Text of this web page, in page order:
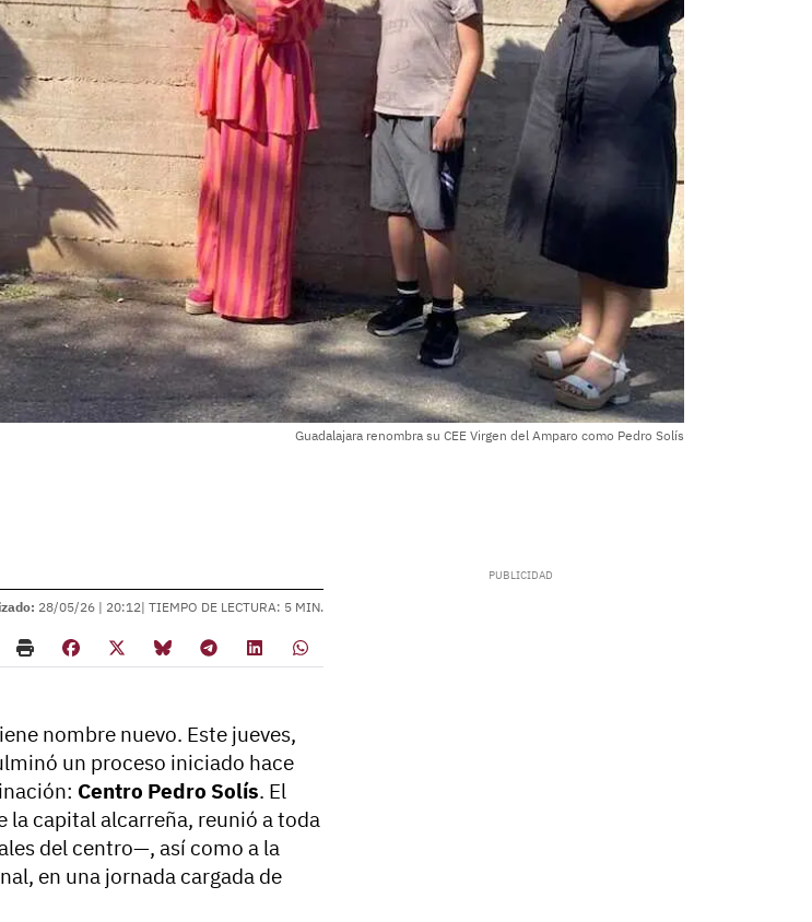
Guadalajara renombra su CEE Virgen del Amparo como Pedro Solís
28/05/26 | 20:12| TIEMPO DE LECTURA: 5 MIN.
nombre nuevo. Este jueves,
un proceso iniciado hace
Centro Pedro Solís. El
la capital alcarreña, reunió a toda
del centro—, así como a la
en una jornada cargada de